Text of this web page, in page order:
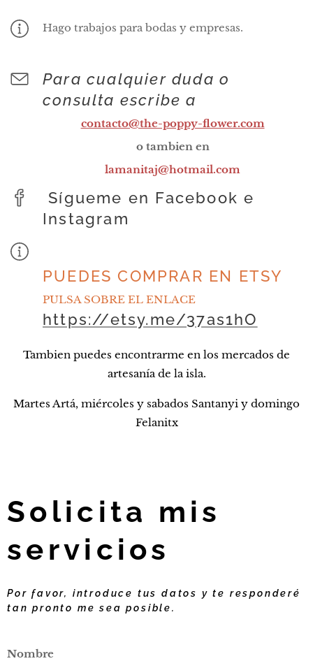
Hago trabajos para bodas y empresas.
Para cualquier duda o
consulta escribe a
contacto@the-poppy-flower.com
o tambien en
lamanitaj@hotmail.com
Sígueme en Facebook e
Instagram
PUEDES COMPRAR EN ETSY
PULSA SOBRE EL ENLACE
https://etsy.me/37as1hO
Tambien puedes encontrarme en los mercados de
artesanía de la isla.
Martes Artá, miércoles y sabados Santanyi y domingo
Felanitx
Solicita mis
servicios
Por favor, introduce tus datos y te responderé
tan pronto me sea posible.
Nombre